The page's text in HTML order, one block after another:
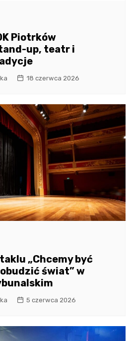
Piotrków
up, teatr i
18 czerwca 2026
„Chcemy być
świat” w
5 czerwca 2026